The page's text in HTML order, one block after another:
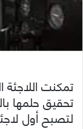
تحقيق حلمها
لتصبح أول